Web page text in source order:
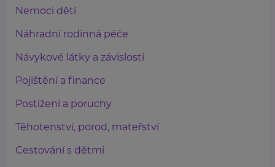
Nemoci dětí
Náhradní rodinná péče
Návykové látky a závislosti
Pojištění a finance
Postižení a poruchy
Těhotenství, porod, mateřství
Cestování s dětmi